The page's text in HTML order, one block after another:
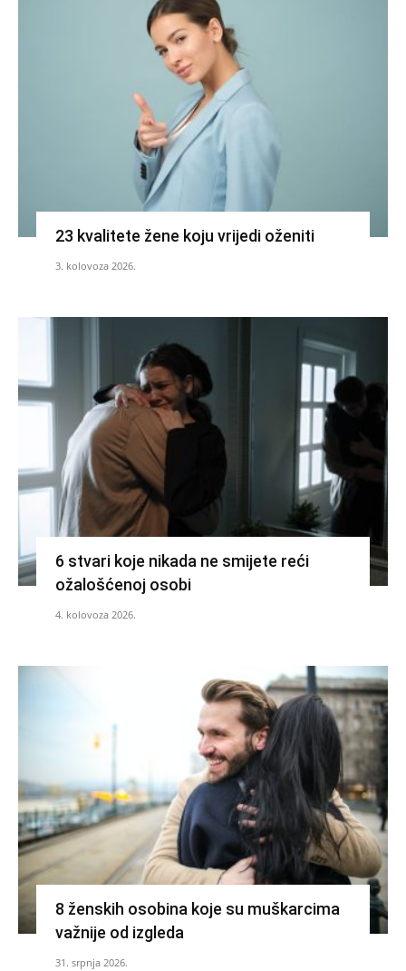
23 kvalitete žene koju vrijedi oženiti
3. kolovoza 2026.
6 stvari koje nikada ne smijete reći
ožalošćenoj osobi
4. kolovoza 2026.
8 ženskih osobina koje su muškarcima
važnije od izgleda
31. srpnja 2026.